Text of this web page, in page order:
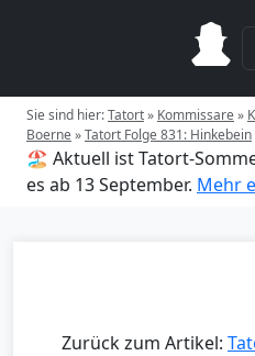
Sie sind hier:Tatort» Kommissare»
Boerne»Tatort Folge 831: Hinkebein
🏖️ Aktuell ist Tatort-
es ab 13 September. Mehr
Zurück zum Artikel: